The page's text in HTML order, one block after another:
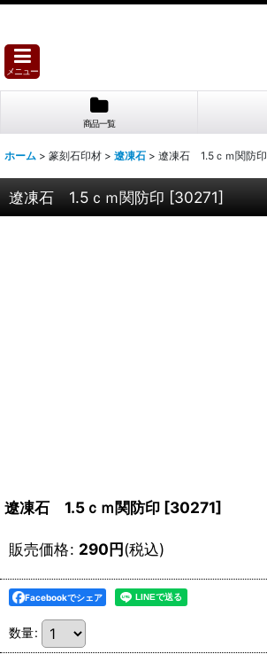
メニュー
商品一覧
ホーム > 篆刻石印材 > 遼凍石 > 遼凍石 1.5ｃｍ関防印
遼凍石 1.5ｃｍ関防印 [30271]
遼凍石 1.5ｃｍ関防印 [30271]
販売価格: 290円(税込)
Facebookでシェア
数量: